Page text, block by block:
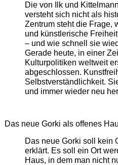
Die von Ilk und
versteht sich nicht als
Zentrum steht die Frage,
und künstlerische
– und wie schnell sie
Gerade heute, in einer
Kulturpolitiken weltweit
abgeschlossen.
Selbstverständlichkeit.
und immer wieder neu
Das neue Gorki als offenes
Das neue Gorki soll kein
erklärt. Es soll ein Ort
Haus, in dem man nicht